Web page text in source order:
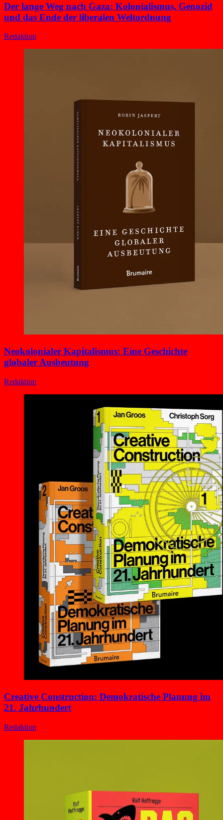
Der lange Weg nach Gaza: Kolonialismus, Genozid
und das Ende der liberalen Weltordnung
Redaktion
Neokolonialer Kapitalismus: Eine Geschichte
globaler Ausbeutung
Redaktion
Creative Construction: Demokratische Planung im
21. Jahrhundert
Redaktion